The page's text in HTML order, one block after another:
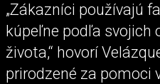
„Zákazníci používajú
kúpeľne podľa svojich
života,“ hovorí
prirodzené za pomoci